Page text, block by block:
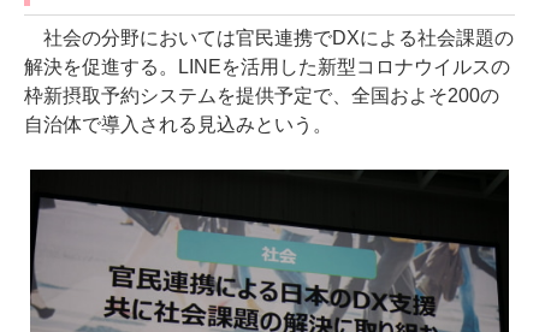
社会の分野においては官民連携でDXによる社会課題の
解決を促進する。LINEを活用した新型コロナウイルスの
枠新摂取予約システムを提供予定で、全国およそ200の
自治体で導入される見込みという。